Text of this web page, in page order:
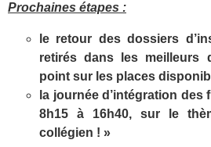
Prochaines étapes :
le retour des dossiers
retirés dans les meilleurs
point sur les places
la journée d’intégration des
8h15 à 16h40, sur le
collégien ! »